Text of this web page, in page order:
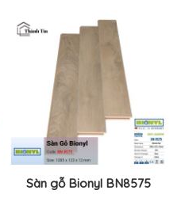
Sàn gỗ Bionyl BN8575